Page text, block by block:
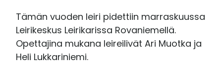
Tämän vuoden leiri pidettiin marraskuussa
Leirikeskus Leirikarissa Rovaniemellä.
Opettajina mukana leireilivät Ari Muotka ja
Heli Lukkariniemi.